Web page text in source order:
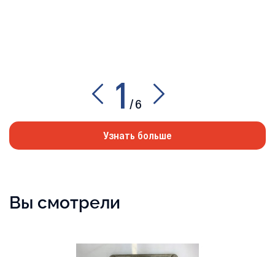
1 /6
Узнать больше
Вы смотрели